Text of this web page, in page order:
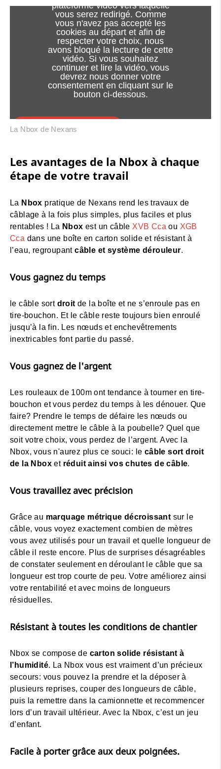
plateforme vidéo vers laquelle
vous serez redirigé. Comme
vous n'avez pas accepté les
cookies au départ et afin de
respecter votre choix, nous
avons bloqué la lecture de cette
vidéo. Si vous souhaitez
continuer et lire la vidéo, vous
devrez nous donner votre
consentement en cliquant sur le
bouton ci-dessous.
J'accepte - lancer la vidéo
La Nbox de Nexans
Les avantages de la Nbox à chaque
étape de votre travail
La Nbox pratique de Nexans rend les travaux de
câblage à la fois plus simples, plus faciles et plus
rentables ! La Nboxest un câble XVB Cca ou XGB
Cca dans une boîte en carton solide et résistant à
l’eau, regroupantcâble et système dérouleur.
Vous gagnez du temps
le câble sort droitde la boîte et ne s’enroule pas en
tire-bouchon. Et le câble reste toujours bien enroulé
jusqu’à la fin. Les nœuds et enchevêtrements
inextricables font partie du passé.
Vous gagnez de l'argent
Les rouleaux de 100m ont tendance à tourner en tire-
bouchon et vous perdez du temps à les dénouer. Que
faire? Prendre le temps de défaire les nœuds ou
directement mettre le câble à la poubelle? Quel que
soit votre choix, vous perdez de l’argent. Avec la
Nbox, vous n'aurez plus ce souci: le câble sort droit
de la Nbox et réduit ainsi vos chutes de câble.
Vous travaillez avec précision
Grâce au marquage métrique décroissant sur le
câble, vous voyez exactement combien de mètres
vous avez utilisés pour un travail et quelle longueur de
câble il reste encore. Plus de surprises désagréables
de constater seulement en déroulant le câble que sa
longueur est trop courte de peu. Votre améliorez ainsi
votre rentabilité et avec moins de longueurs
résiduelles.
Résistant à toutes les conditions de chantier
Nbox se compose de carton solide résistant à
l’humidité. La Nbox vous est vraiment d’un précieux
secours: vous pouvez la prendre et la déposer à
plusieurs reprises, couper des longueurs de câble,
puis la remettre dans la camionnette et recommencer
lors d’un travail ultérieur. Avec la Nbox, c’est un jeu
d’enfant.
Facile à porter grâce aux deux poignées.